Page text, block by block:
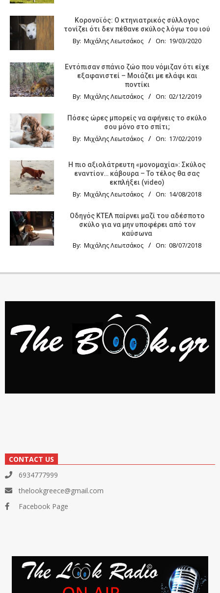
Κορονοϊός: Ο κτηνιατρικός σύλλογος
τονίζει ότι δεν πέθανε σκύλος λόγω του ιού
By: Μιχάλης Λεωτσάκος On: 19/03/2020
Εντόπισαν σπάνιο ζώο που νόμιζαν ότι είχε
εξαφανιστεί – Μοιάζει με ελάφι και
ποντίκι
By: Μιχάλης Λεωτσάκος On: 02/12/2019
Πόσες ώρες μπορείς να αφήνεις το σκύλο
σου μόνο στο σπίτι;
By: Μιχάλης Λεωτσάκος On: 17/02/2019
Η πιο αξιολάτρευτη «μονομαχία»: Σκύλος
εναντίον… κάβουρα – Το τέλος θα σας
εκπλήξει (video)
By: Μιχάλης Λεωτσάκος On: 14/08/2018
Οδηγός KTΕΛ παίρνει μαζί του αδέσποτο
σκύλο για να μην υποφέρει από τον
καύσωνα
By: Μιχάλης Λεωτσάκος On: 08/07/2018
CONTACT US
6934777999
thelookgreece@gmail.com
Facebook Page